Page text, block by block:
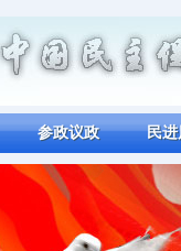
参政议政 民进